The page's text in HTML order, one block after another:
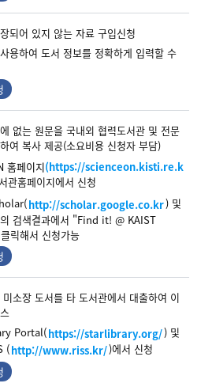
되어 있지 않는 자료 구입신청
용하여 도서 정보를 정확하게 입력할 수
없는 원문을 국내외 협력도서관 및 전문
여 복사 제공(소요비용 신청자 부담)
홈페이지(https://scienceon.kisti.re.k
관홈페이지에서 신청
http://scholar.google.co.kr) 및
검색결과에서 "Find it! @ KAIST
릭해서 신청가능
소장 도서를 타 도서관에서 대출하여 이
Portal(https://starlibrary.org/) 및
(http://www.riss.kr/)에서 신청